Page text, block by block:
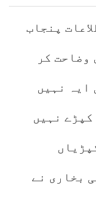
پنجاب
وضاحت کر
ایہ نہیں
نہیں
بخاری نے